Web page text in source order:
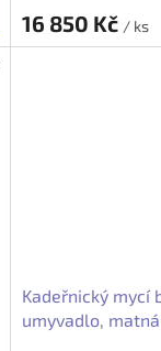
16 850 Kč / ks
Kadeřnický mycí
umyvadlo,